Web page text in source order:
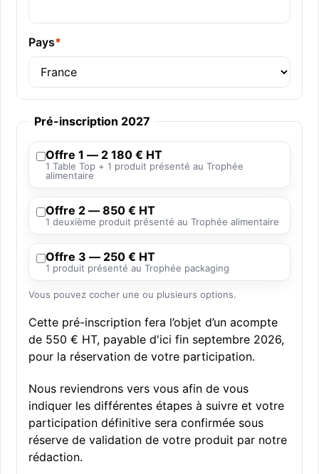
Pays*
Pré-inscription 2027
Offre 1 — 2 180 € HT
1 Table Top + 1 produit présenté au Trophée
alimentaire
Offre 2 — 850 € HT
1 deuxième produit présenté au Trophée alimentaire
Offre 3 — 250 € HT
1 produit présenté au Trophée packaging
Vous pouvez cocher une ou plusieurs options.
Cette pré-inscription fera l’objet d’un acompte
de 550 € HT, payable d'ici fin septembre 2026,
pour la réservation de votre participation.
Nous reviendrons vers vous afin de vous
indiquer les différentes étapes à suivre et votre
participation définitive sera confirmée sous
réserve de validation de votre produit par notre
rédaction.